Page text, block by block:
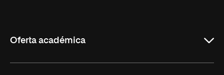
Oferta académica